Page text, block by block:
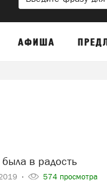
АФИША
была в радость
574 просмотра